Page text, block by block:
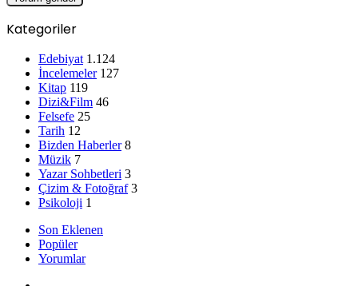
Kategoriler
Edebiyat 1.124
İncelemeler 127
Kitap 119
Dizi&Film 46
Felsefe 25
Tarih 12
Bizden Haberler 8
Müzik 7
Yazar Sohbetleri 3
Çizim & Fotoğraf 3
Psikoloji 1
Son Eklenen
Popüler
Yorumlar